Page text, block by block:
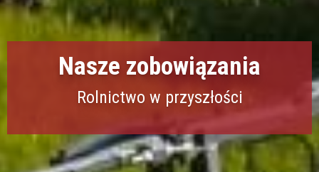
Nasze zobowiązania
Rolnictwo w przyszłości